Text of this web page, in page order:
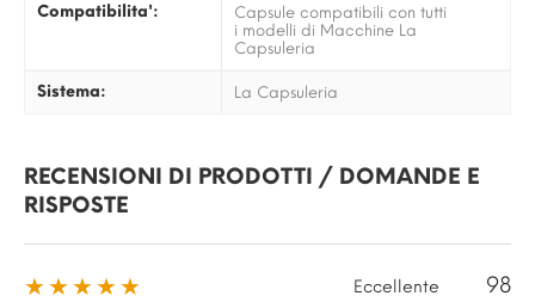
Compatibilita':
Capsule compatibili con tutti
i modelli di Macchine La
Capsuleria
Sistema: La Capsuleria
RECENSIONI DI PRODOTTI / DOMANDE E
RISPOSTE
★★★★★ Eccellente 98